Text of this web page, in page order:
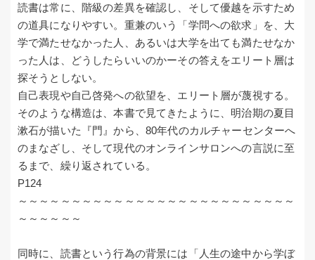
読書は常に、階級の差異を確認し、そして優越を示すため
の道具になりやすい。重兼のいう「学問への欲求」を、大
学で満たせなかった人、あるいは大学を出ても満たせなか
った人は、どうしたらいいのかーその答えをエリート層は
探そうとしない。
自己表現や自己啓発への欲望を、エリート層が蔑視する。
そのような構造は、本書で見てきたように、明治期の夏目
漱石が描いた『門』から、80年代のカルチャーセンターへ
のまなざし、そして現代のオンラインサロンへの言説に至
るまで、繰り返されている。
P124
～～～～～～～～～～～～～～～～～～～～～～～～～～
～～～～～～
同時に、読書という行為の背景には「人生の途中から学ぼ